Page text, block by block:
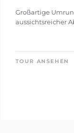
Großartige
aussichtsreicher
TOUR ANSEHEN